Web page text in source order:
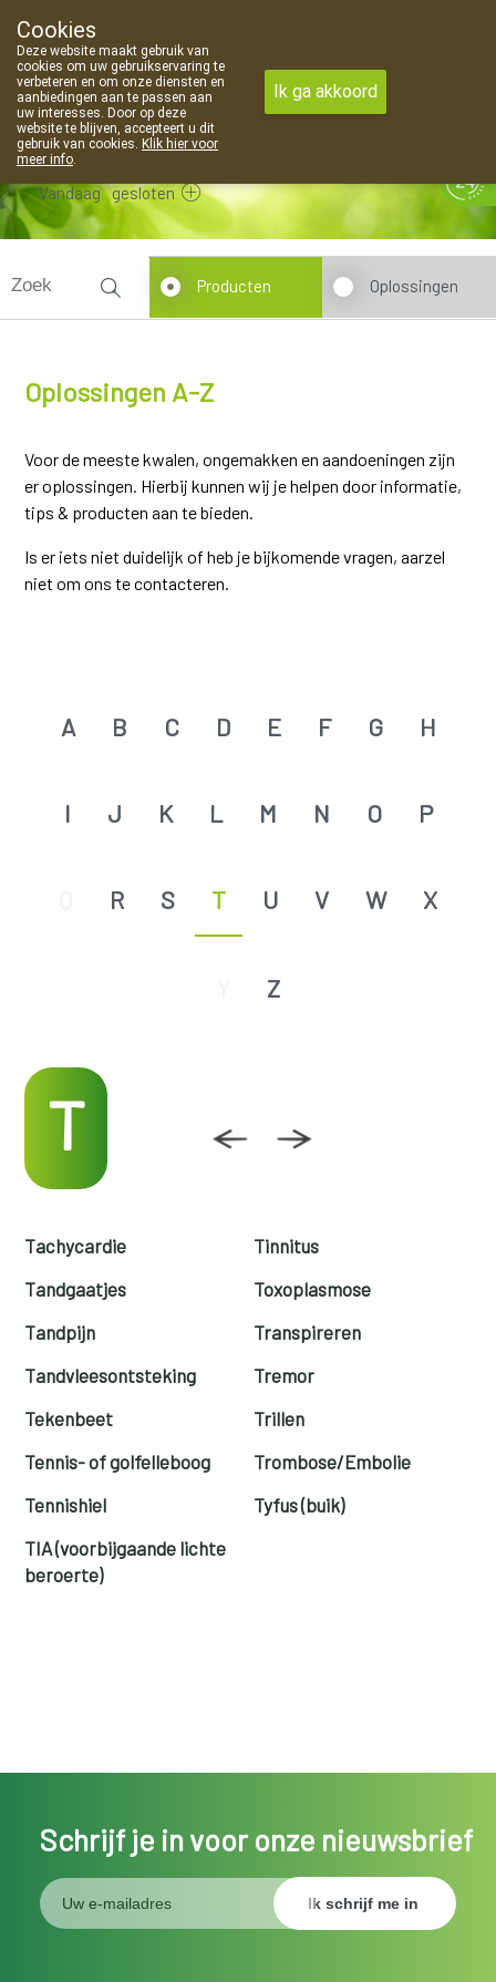
09 373 94 03
Vandaag gesloten
Oplossingen A-Z
Producten Oplossingen
Voor de meeste kwalen, ongemakken en aandoeningen zijn
er oplossingen. Hierbij kunnen wij je helpen door informatie,
tips & producten aan te bieden.
Is er iets niet duidelijk of heb je bijkomende vragen, aarzel
niet om ons te contacteren.
A B C D E F G H
I J K L M N O P
R S T U V W X
Z
T
Tachycardie
Tandgaatjes
Tandpijn
Tandvleesontsteking
Tekenbeet
Tennis- of golfelleboog
Tennishiel
TIA (voorbijgaande lichte
beroerte)
Tinnitus
Toxoplasmose
Transpireren
Tremor
Trillen
Trombose/Embolie
Tyfus (buik)
Schrijf je in voor onze nieuwsbrief
Cookies
Deze website maakt gebruik van
cookies om uw gebruikservaring te
verbeteren en om onze diensten en
aanbiedingen aan te passen aan
uw interesses. Door op deze
website te blijven, accepteert u dit
gebruik van cookies. Klik hier voor
meer info.
Ik ga akkoord